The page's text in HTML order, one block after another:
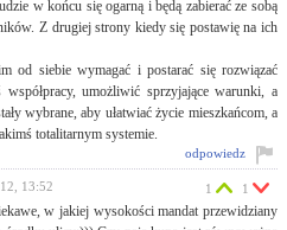
w końcu się ogarną i będą zabierać ze sobą
Z drugiej strony kiedy się postawię na ich
od siebie wymagać i postarać się rozwiązać
współpracy, umożliwić sprzyjające warunki, a
wybrane, aby ułatwiać życie mieszkańcom, a
totalitarnym systemie.
odpowiedz
13:52
w jakiej wysokości mandat przewidziany
1 1